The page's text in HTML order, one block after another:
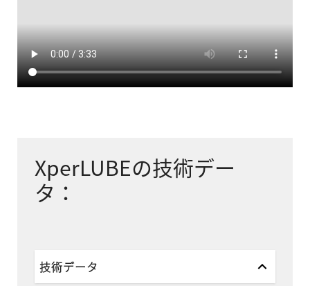
XperLUBEの技術デー
タ：
技術データ